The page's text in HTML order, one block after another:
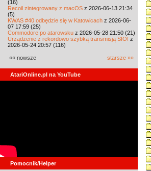
(16)
Recoil zintegrowany z macOS z 2026-06-13 21:34
(5)
KWAS #40 odbędzie się w Katowicach z 2026-06-
07 17:59 (25)
Commodore po atarowsku z 2026-05-28 21:50 (21)
Urządzenie z rekordowo szybką transmisją SIO! z
2026-05-24 20:57 (116)
«« nowsze starsze »»
AtariOnline.pl na YouTube
Pomocnik/Helper